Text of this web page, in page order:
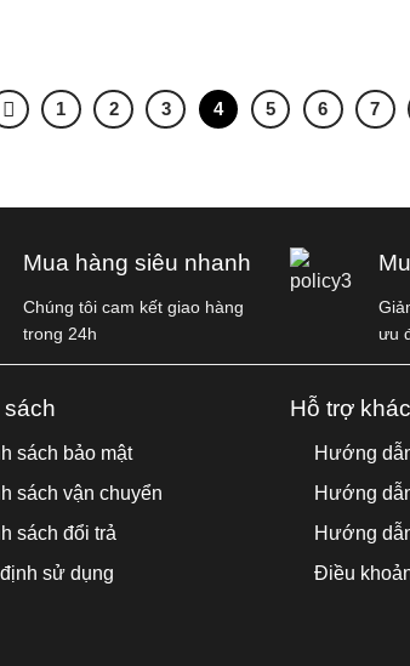
1 2 3 4 5 6 7
Mua hàng siêu nhanh
Chúng tôi cam kết giao hàng
trong 24h
ưu
sách bảo mật
sách vận chuyển
sách đổi trả
sử dụng
Hỗ trợ
Hướng
Hướng
Hướng
Điều